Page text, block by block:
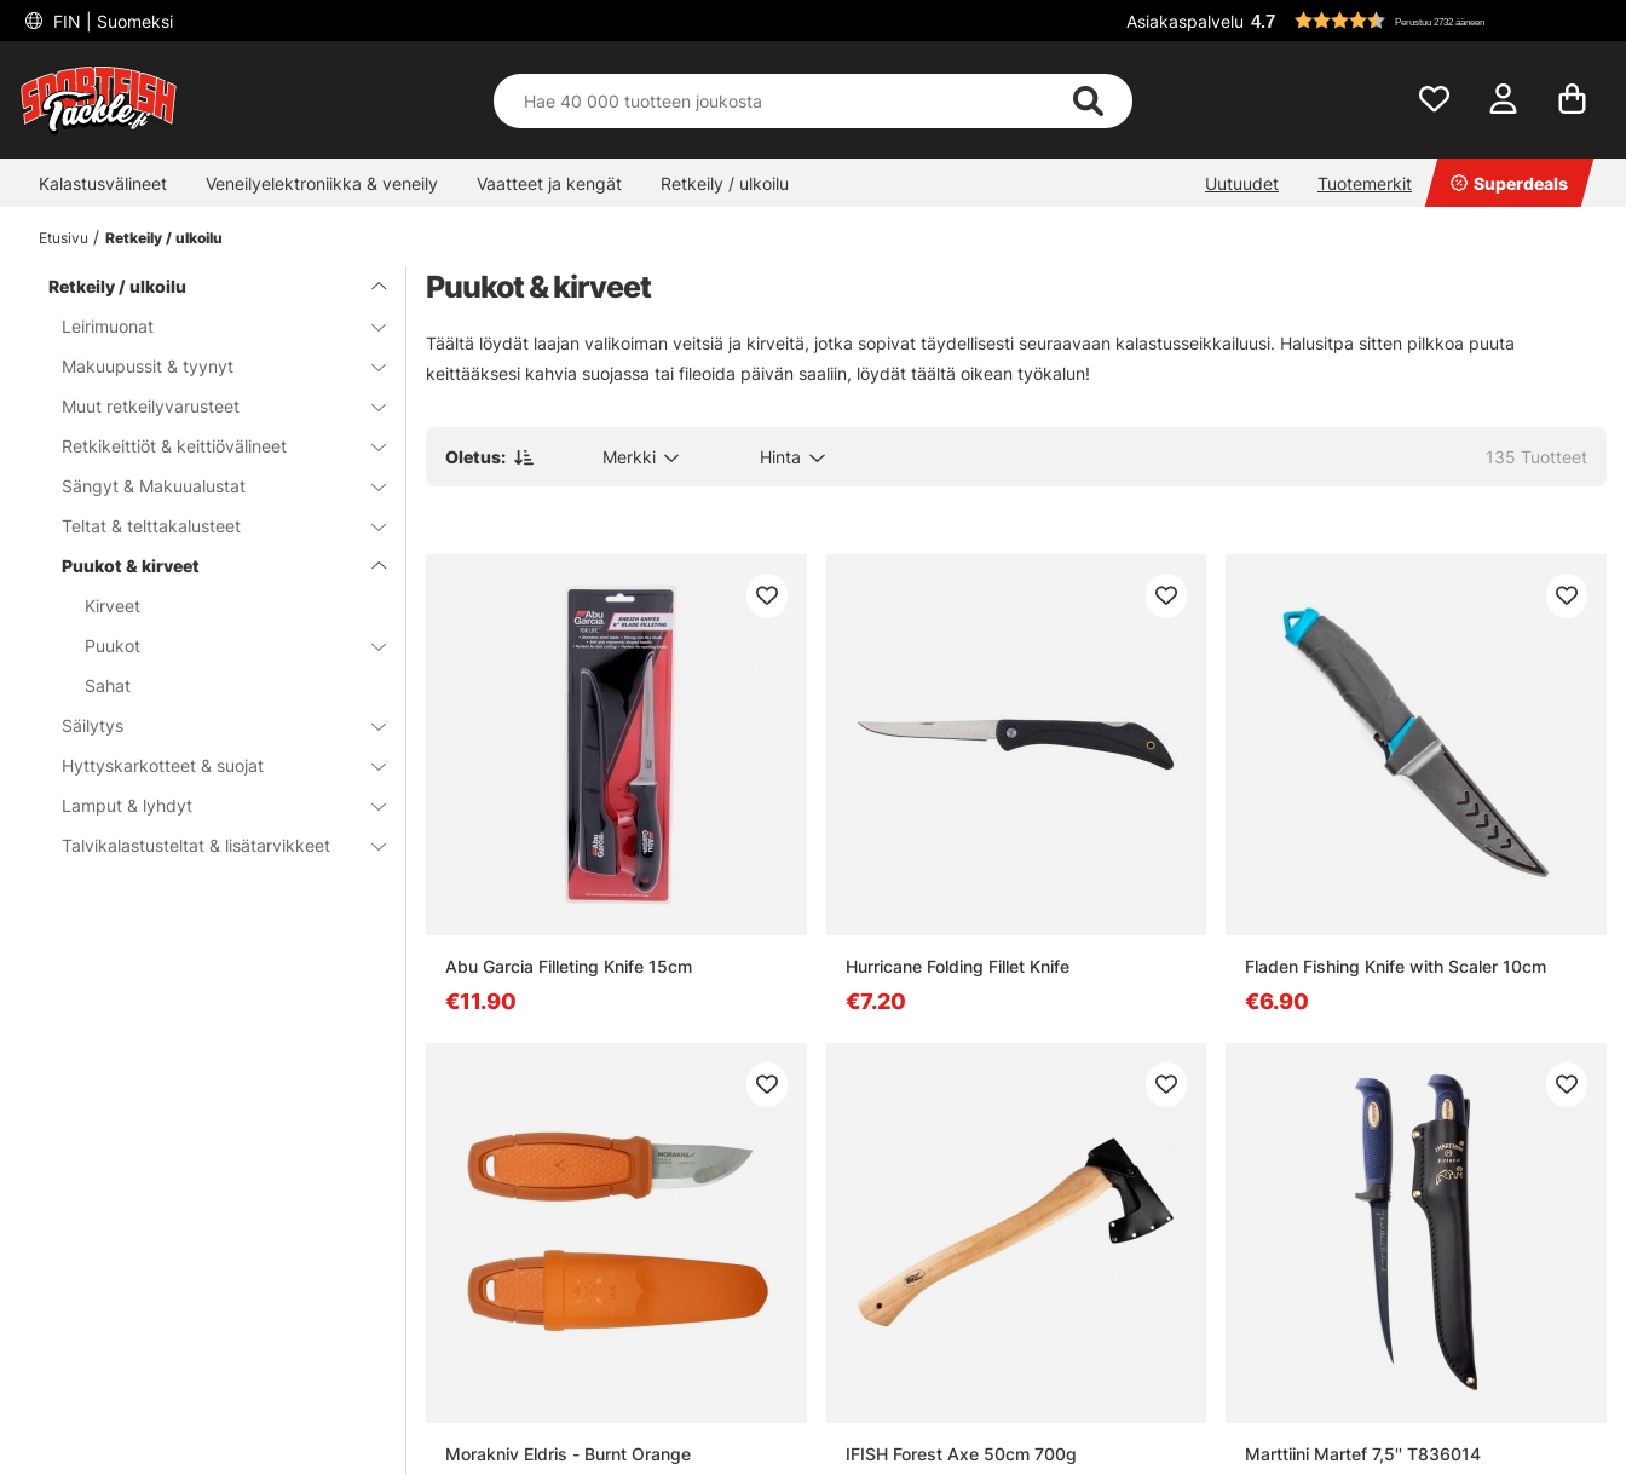
FIN | Suomeksi Asiakaspalvelu 4.7 Perustuu 2732 ääneen
Kalastusvälineet Veneilyelektroniikka & veneily Vaatteet ja kengät Retkeily / ulkoilu Uutuudet Tuotemerkit Superdeals
Etusivu Retkeily / ulkoilu
Retkeily / ulkoilu
Leirimuonat
Makuupussit & tyynyt
Muut retkeilyvarusteet
Retkikeittiöt & keittiövälineet
Sängyt & Makuualustat
Teltat & telttakalusteet
Puukot & kirveet
Kirveet
Puukot
Sahat
Säilytys
Hyttyskarkotteet & suojat
Lamput & lyhdyt
Talvikalastusteltat & lisätarvikkeet
Puukot & kirveet
Täältä löydät laajan valikoiman veitsiä ja kirveitä, jotka sopivat täydellisesti seuraavaan kalastusseikkailuusi. Halusitpa sitten pilkkoa puuta
keittääksesi kahvia suojassa tai fileoida päivän saaliin, löydät täältä oikean työkalun!
Oletus: Merkki Hinta 135 Tuotteet
Abu Garcia Filleting Knife 15cm
€11.90
Hurricane Folding Fillet Knife
€7.20
Fladen Fishing Knife with Scaler 10cm
€6.90
Morakniv Eldris - Burnt Orange IFISH Forest Axe 50cm 700g Marttiini Martef 7,5'' T836014